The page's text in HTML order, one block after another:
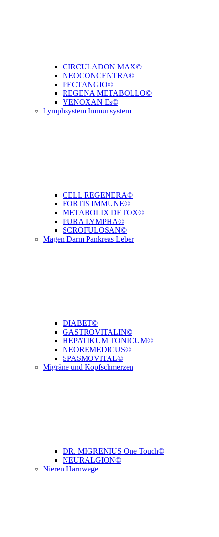
CIRCULADON MAX©
NEOCONCENTRA©
PECTANGIO©
REGENA METABOLLO©
VENOXAN Es©
Lymphsystem Immunsystem
CELL REGENERA©
FORTIS IMMUNE©
METABOLIX DETOX©
PURA LYMPHA©
SCROFULOSAN©
Magen Darm Pankreas Leber
DIABET©
GASTROVITALIN©
HEPATIKUM TONICUM©
NEOREMEDICUS©
SPASMOVITAL©
Migräne und Kopfschmerzen
DR. MIGRENIUS One Touch©
NEURALGION©
Nieren Harnwege